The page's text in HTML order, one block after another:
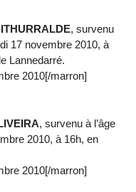
, survenu
17 novembre 2010, à
Lannedarré.
2010[/marron]
, survenu à l’âge
2010, à 16h, en
2010[/marron]